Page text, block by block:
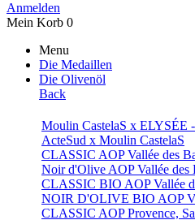
Anmelden
Mein Korb 0
Menu
Die Medaillen
Die Olivenöl
Back
Moulin CastelaS x ELYSÉE
ActeSud x Moulin CastelaS
CLASSIC AOP Vallée des
Noir d'Olive AOP Vallée des
CLASSIC BIO AOP Vallée
NOIR D'OLIVE BIO AOP
CLASSIC AOP Provence,